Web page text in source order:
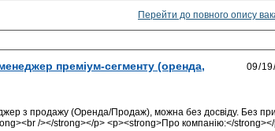
Перейти до повного опису
преміум-сегменту (оренда,
з продажу (Оренда/Продаж), можна без досвіду. Без
/></strong></p> <p><strong>Про компанію:</